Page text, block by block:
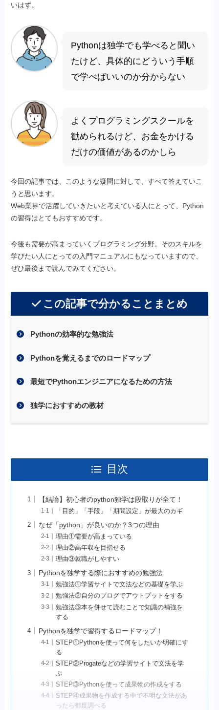
いはず。
Pythonは独学でも学べると聞い
たけど、具体的にどういう手順
で学べばいいのか分からない
よくプログラミングスクールを
勧められるけど、お金をかける
だけの価値があるのかしら
今回の記事では、このような疑問に対して、すべて答えていこ
うと思います。
Web業界で活躍していきたいと考えている人にとって、Python
の習得はとてもおすすめです。
今後も需要が高まっていくプログラミング分野。そのスキルを
学びたい人にとっての入門マニュアルにもなっていますので、
ぜひ最後まで読んでみてください。
この記事で分かることまとめ
Pythonの効率的な勉強法
Pythonを覚えるまでのロードマップ
最短でPythonエンジニアになるための方法
独学におすすめの教材
目次
【結論】初心者のpython独学は段取りが全て！
「目的」「手段」「期間設定」が最大のカギ
なぜ「python」が良いのか？3つの理由
理由①需要が高まっている
理由②高年収を目指せる
理由③就職がしやすい
Pythonを独学する際におすすめの勉強法
勉強法①学習サイトで文法などの基礎を学ぶ
勉強法②自分のブログでアウトプットをする
勉強法③本を併せて読むことで知識の補強を
する
Pythonを独学で習得するロードマップ！
STEP①Pythonを使って何をしたいか明確にす
る
STEP②Progateなどの学習サイトで文法を学
ぶ
STEP③Pythonを使って成果物の作成をする
STEP④成果物を作成する中で不明な文法があ
ったら都度調べる